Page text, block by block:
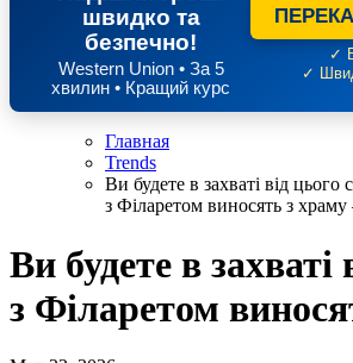
швидко та
безпечно!
Western Union • За 5
хвилин • Кращий курс
✓
✓
Главная
Trends
Ви будете в захваті від
з Філаретом виносять з
Ви будете в
з Філаретом